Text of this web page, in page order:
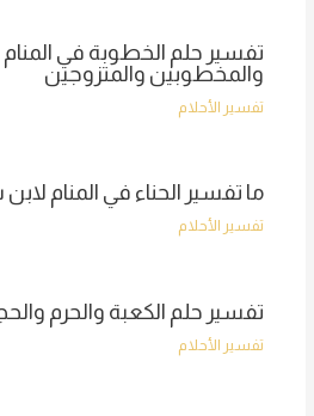
تفسير حلم الخطوبة في المنام
والمخطوبين والمتزوجين
تفسير الأحلام
ما تفسير الحناء في المنام
تفسير الأحلام
تفسير حلم الكعبة والحرم
تفسير الأحلام